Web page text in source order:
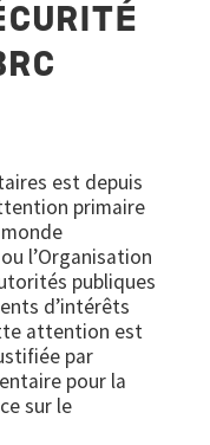
est depuis
primaire
l’Organisation
publiques
d’intérêts
attention est
par
pour la
sur le